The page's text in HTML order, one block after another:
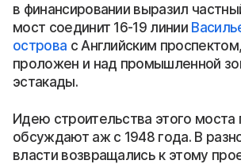
в финансировании выразил
мост соединит 16-19 линии
острова с Английским
проложен и над промышленной
эстакады.
Идею строительства этого моста
обсуждают аж с 1948 года. В
власти возвращались к этому